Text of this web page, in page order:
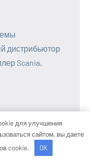
дистрибьютор
Scania,
дилер
для улучшения
сайтом, вы даете
cookie.
OK